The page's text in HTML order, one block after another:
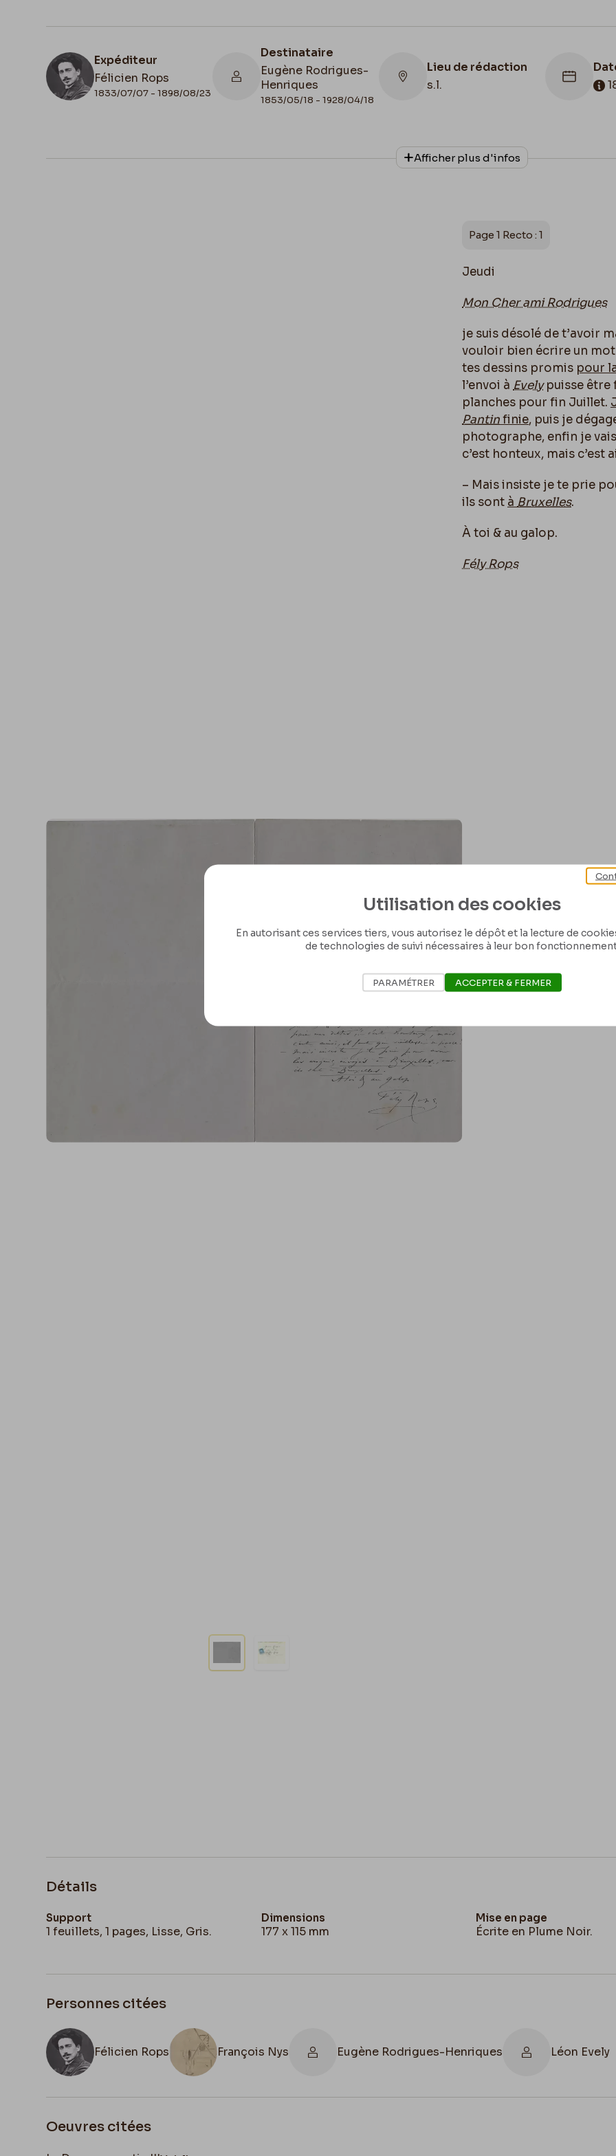
Expéditeur
Félicien Rops
1833/07/07 - 1898/08/23
Destinataire
Eugène Rodrigues-
Henriques
1853/05/18 - 1928/04/18
Lieu de rédaction
s.l.
Afficher plus d'infos
Page 1 Recto : 1
Jeudi
Mon Cher ami Rodrigues
je suis désolé de t’avoir
vouloir bien écrire un mot
tes dessins promis pour
l’envoi à Evelypuisse être
planches pour fin Juillet.
Pantinfinie, puis je
photographe, enfin je
c’est honteux, mais c’est
– Mais insiste je te prie
ils sont à Bruxelles.
À toi & au galop.
Fély Rops
Détails
Support
1 feuillets, 1 pages, Lisse, Gris.
Dimensions
177 x 115 mm
Mise en page
Écrite en Plume Noir.
Personnes citées
Félicien Rops François Nys Eugène Rodrigues-Henriques Léon Evely
Oeuvres citées
Utilisation des cookies
En autorisant ces services tiers, vous autorisez le dépôt et la lecture de
de technologies de suivi nécessaires à leur bon
PARAMÉTRER ACCEPTER & FERMER